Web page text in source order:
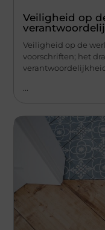
Veiligheid op
Veiligheid op de
voorschriften; het